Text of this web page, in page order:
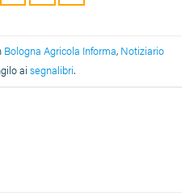
Bologna Agricola Informa, Notiziario
ai segnalibri.